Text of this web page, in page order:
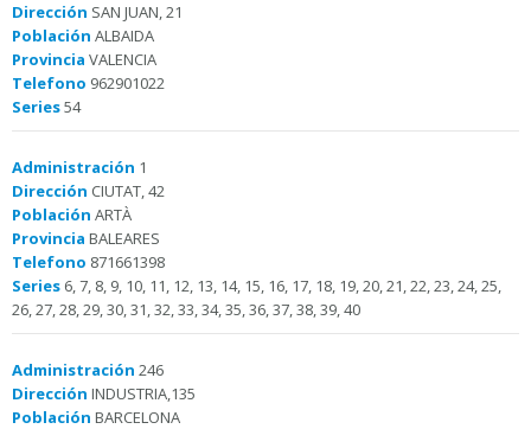
Dirección SAN JUAN, 21
Población ALBAIDA
Provincia VALENCIA
Telefono 962901022
Series54
Administración 1
Dirección CIUTAT, 42
Población ARTÀ
Provincia BALEARES
Telefono 871661398
Series 6, 7, 8, 9, 10, 11, 12, 13, 14, 15, 16, 17, 18, 19, 20, 21, 22, 23, 24, 25,
26, 27, 28, 29, 30, 31, 32, 33, 34, 35, 36, 37, 38, 39, 40
Administración 246
Dirección INDUSTRIA,135
Población BARCELONA